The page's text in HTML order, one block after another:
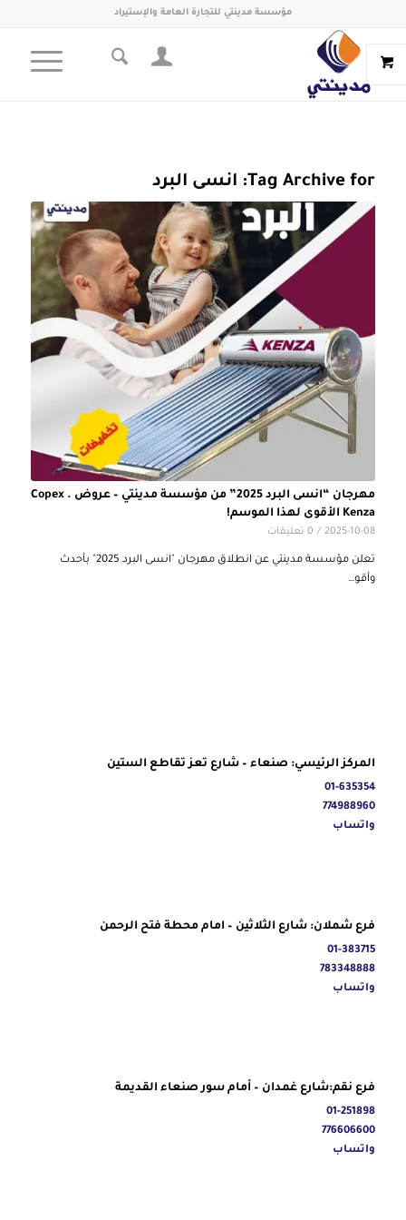
مؤسسة مدينتي للتجارة العامة والإستيراد
Tag Archive for: انسى البرد
مهرجان “انسى البرد 2025” من مؤسسة مدينتي – عروض Copex .
Kenza الأقوى لهذا الموسم!
2025-10-08
/ 0 تعليقات
تعلن مؤسسة مدينتي عن انطلاق مهرجان "انسى البرد 2025" بأحدث
وأقو…
المركز الرئيسي: صنعاء – شارع تعز تقاطع الستين
01-635354
774988960
واتساب
فرع شملان: شارع الثلاثين – امام محطة فتح الرحمن
01-383715
783348888
واتساب
فرع نقم:شارع غمدان – أمام سور صنعاء القديمة
01-251898
776606600
واتساب